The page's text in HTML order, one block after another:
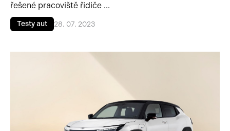
řešené pracoviště řidiče ...
Testy aut 28. 07. 2023